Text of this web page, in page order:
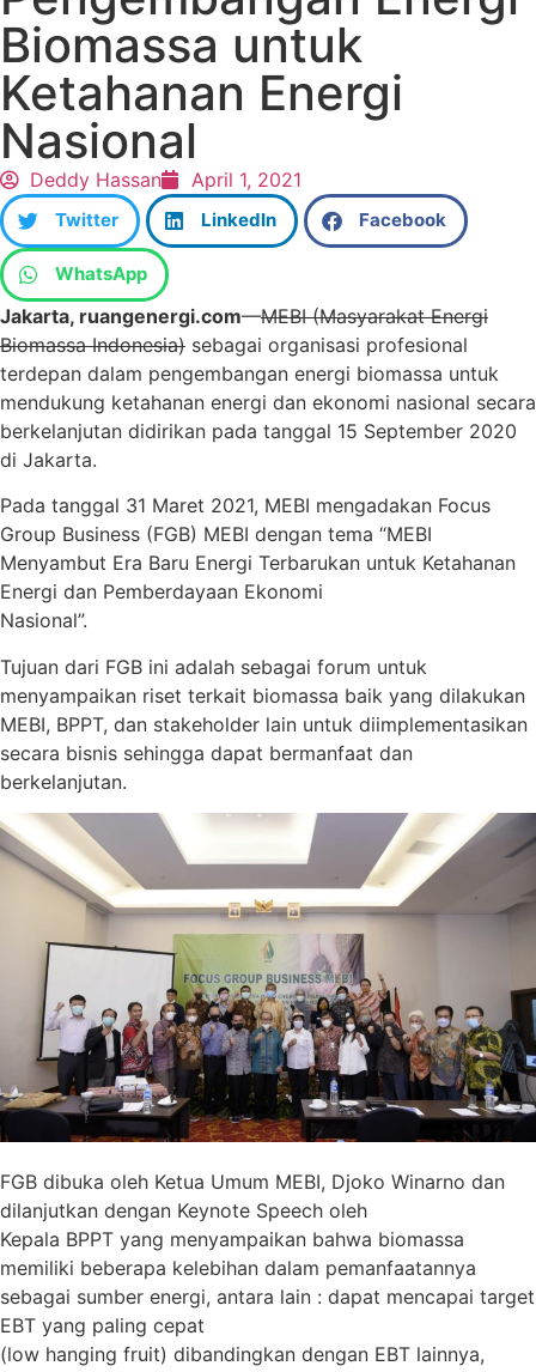
Biomassa untuk
Ketahanan Energi
Nasional
Deddy Hassan April 1, 2021
Twitter LinkedIn Facebook
WhatsApp
Jakarta, ruangenergi.com—MEBI (Masyarakat Energi
Biomassa Indonesia) sebagai organisasi profesional
terdepan dalam pengembangan energi biomassa untuk
mendukung ketahanan energi dan ekonomi nasional secara
berkelanjutan didirikan pada tanggal 15 September 2020
di Jakarta.
Pada tanggal 31 Maret 2021, MEBI mengadakan Focus
Group Business (FGB) MEBI dengan tema “MEBI
Menyambut Era Baru Energi Terbarukan untuk Ketahanan
Energi dan Pemberdayaan Ekonomi
Nasional”.
Tujuan dari FGB ini adalah sebagai forum untuk
menyampaikan riset terkait biomassa baik yang dilakukan
MEBI, BPPT, dan stakeholder lain untuk diimplementasikan
secara bisnis sehingga dapat bermanfaat dan
berkelanjutan.
FGB dibuka oleh Ketua Umum MEBI, Djoko Winarno dan
dilanjutkan dengan Keynote Speech oleh
Kepala BPPT yang menyampaikan bahwa biomassa
memiliki beberapa kelebihan dalam pemanfaatannya
sebagai sumber energi, antara lain : dapat mencapai target
EBT yang paling cepat
(low hanging fruit) dibandingkan dengan EBT lainnya,